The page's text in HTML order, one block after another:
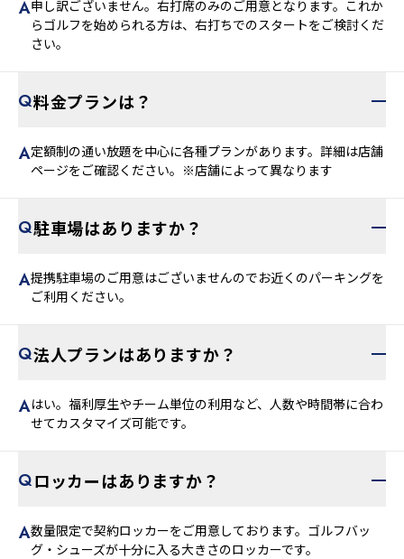
申し訳ございません。右打席のみのご用意となります。これか
らゴルフを始められる方は、右打ちでのスタートをご検討くだ
さい。
料金プランは？
定額制の通い放題を中心に各種プランがあります。詳細は店舗
ページをご確認ください。※店舗によって異なります
駐車場はありますか？
提携駐車場のご用意はございませんのでお近くのパーキングを
ご利用ください。
法人プランはありますか？
はい。福利厚生やチーム単位の利用など、人数や時間帯に合わ
せてカスタマイズ可能です。
ロッカーはありますか？
数量限定で契約ロッカーをご用意しております。ゴルフバッ
グ・シューズが十分に入る大きさのロッカーです。